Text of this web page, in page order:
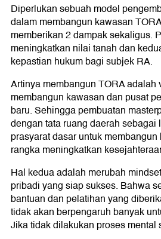
Diperlukan sebuah model
dalam membangun kawasan
memberikan 2 dampak sekaligus.
meningkatkan nilai tanah dan
kepastian hukum bagi subjek RA.
Artinya membangun TORA adalah
membangun kawasan dan pusat
baru. Sehingga pembuatan
dengan tata ruang daerah sebagai
prasyarat dasar untuk
rangka meningkatkan
Hal kedua adalah merubah
pribadi yang siap sukses. Bahwa
bantuan dan pelatihan yang
tidak akan berpengaruh banyak
Jika tidak dilakukan proses mental